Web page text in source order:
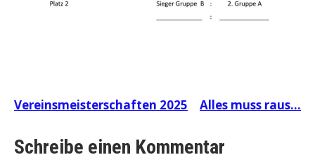
Beitragsnavigation
Vereinsmeisterschaften 2025 Alles muss raus…
Schreibe einen Kommentar